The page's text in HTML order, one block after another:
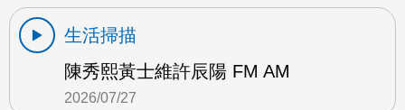
生活掃描
陳秀熙黃士維許辰陽 FM AM
2026/07/27